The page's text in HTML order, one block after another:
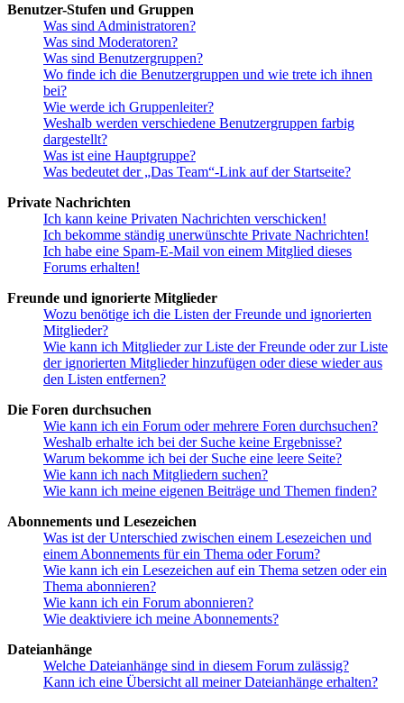
Benutzer-Stufen und Gruppen
Was sind Administratoren?
Was sind Moderatoren?
Was sind Benutzergruppen?
Wo finde ich die Benutzergruppen und wie trete ich ihnen
bei?
Wie werde ich Gruppenleiter?
Weshalb werden verschiedene Benutzergruppen farbig
dargestellt?
Was ist eine Hauptgruppe?
Was bedeutet der „Das Team“-Link auf der Startseite?
Private Nachrichten
Ich kann keine Privaten Nachrichten verschicken!
Ich bekomme ständig unerwünschte Private Nachrichten!
Ich habe eine Spam-E-Mail von einem Mitglied dieses
Forums erhalten!
Freunde und ignorierte Mitglieder
Wozu benötige ich die Listen der Freunde und ignorierten
Mitglieder?
Wie kann ich Mitglieder zur Liste der Freunde oder zur Liste
der ignorierten Mitglieder hinzufügen oder diese wieder aus
den Listen entfernen?
Die Foren durchsuchen
Wie kann ich ein Forum oder mehrere Foren durchsuchen?
Weshalb erhalte ich bei der Suche keine Ergebnisse?
Warum bekomme ich bei der Suche eine leere Seite?
Wie kann ich nach Mitgliedern suchen?
Wie kann ich meine eigenen Beiträge und Themen finden?
Abonnements und Lesezeichen
Was ist der Unterschied zwischen einem Lesezeichen und
einem Abonnements für ein Thema oder Forum?
Wie kann ich ein Lesezeichen auf ein Thema setzen oder ein
Thema abonnieren?
Wie kann ich ein Forum abonnieren?
Wie deaktiviere ich meine Abonnements?
Dateianhänge
Welche Dateianhänge sind in diesem Forum zulässig?
Kann ich eine Übersicht all meiner Dateianhänge erhalten?